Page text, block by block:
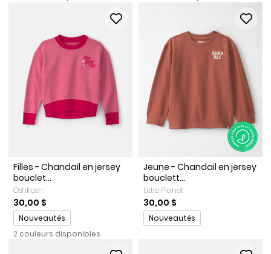
Filles - Chandail en jersey
bouclet...
OshKosh
30,00 $
Promotions
Nouveautés
2 couleurs disponibles
Jeune - Chandail en jersey
bouclett...
Little Planet
30,00 $
Promotions
Nouveautés